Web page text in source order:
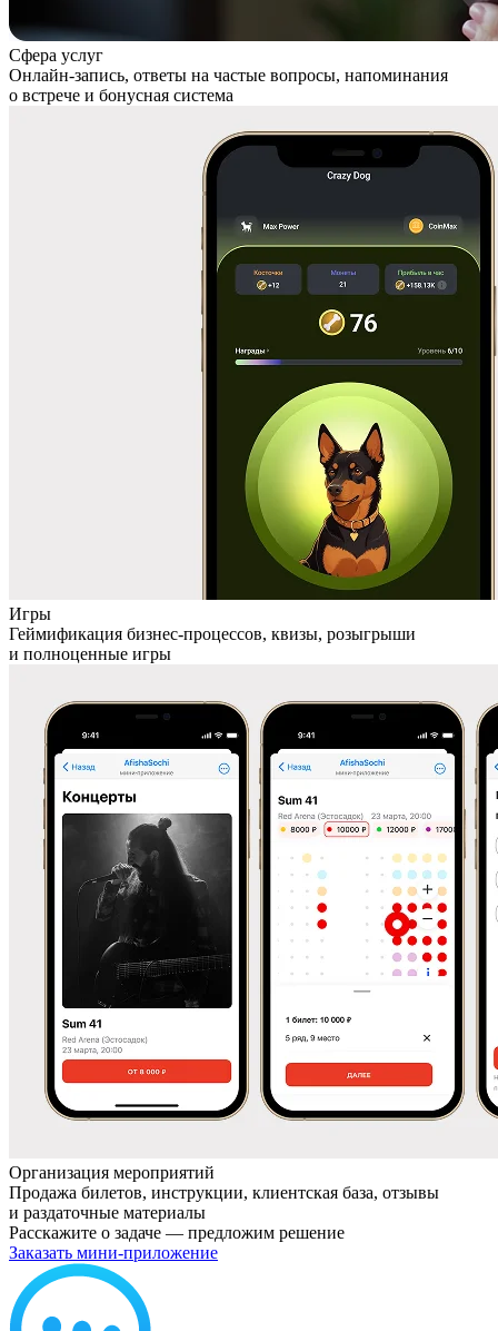
Сфера услуг
Онлайн-запись, ответы на частые вопросы, напоминания
о встрече и бонусная система
Игры
Геймификация бизнес-процессов, квизы, розыгрыши
и полноценные игры
Организация мероприятий
Продажа билетов, инструкции, клиентская база, отзывы
и раздаточные материалы
Расскажите о задаче — предложим решение
Заказать мини-приложение